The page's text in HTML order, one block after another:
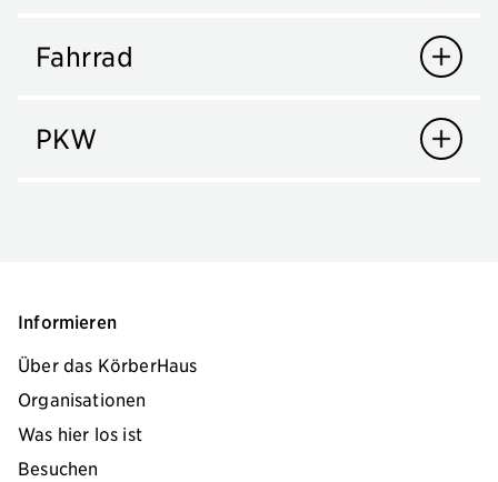
Fahrrad
PKW
Informieren
Über das KörberHaus
Organisationen
Was hier los ist
Besuchen